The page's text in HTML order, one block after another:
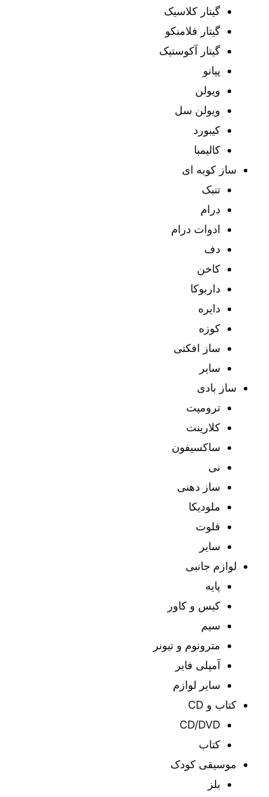
گیتار کلاسیک
گیتار فلامنکو
گیتار آکوستیک
پیانو
ویولن
ویولن سل
کیبورد
کالیمبا
ساز کوبه ای
تنبک
درام
ادوات درام
دف
کاخن
داربوکا
دایره
کوزه
ساز افکتی
سایر
ساز بادی
ترومپت
کلارینت
ساکسیفون
نی
ساز دهنی
ملودیکا
فلوت
سایر
لوازم جانبی
پایه
کیس و کاور
سیم
مترونوم و تیونر
آمپلی فایر
سایر لوازم
کتاب و CD
CD/DVD
کتاب
موسیقی کودک
بلز